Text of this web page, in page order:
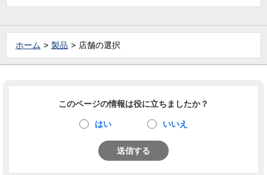
ホーム 製品 店舗の選択
このページの情報は役に立ちましたか？
はい いいえ
送信する